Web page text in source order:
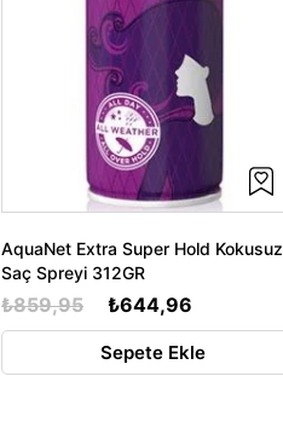
AquaNet Extra Super Hold Kokusuz
Saç Spreyi 312GR
₺644,96
₺859,95
Sepete Ekle